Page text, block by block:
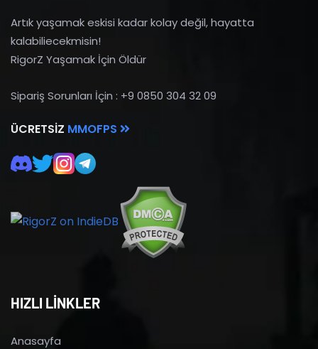
Artık yaşamak eskisi kadar kolay değil, hayatta
kalabiliecekmisin!
RigorZ Yaşamak İçin Öldür
Sipariş Sorunları İçin : +9 0850 304 32 09
ÜCRETSIZ MMOFPS
HIZLI LİNKLER
Anasayfa